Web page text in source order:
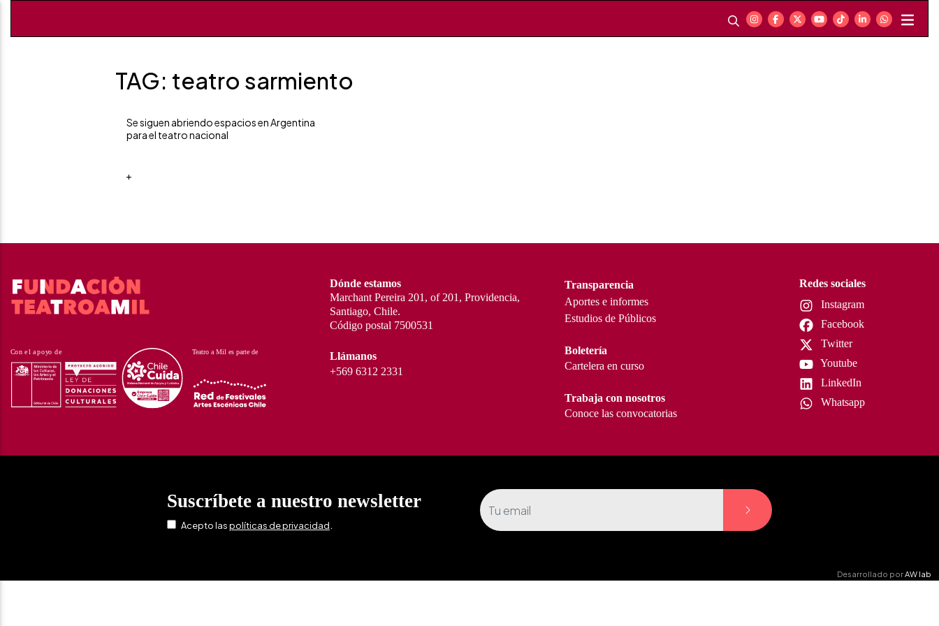
TAG: teatro sarmiento
Se siguen abriendo espacios en Argentina
para el teatro nacional
+
Dónde estamos
Marchant Pereira 201, of 201, Providencia,
Santiago, Chile.
Código postal 7500531
Llámanos
+569 6312 2331
Transparencia
Aportes e informes
Estudios de Públicos
Boletería
Cartelera en curso
Trabaja con nosotros
Conoce las convocatorias
Redes sociales
Instagram
Facebook
Twitter
Youtube
LinkedIn
Whatsapp
Suscríbete a nuestro newsletter
Acepto laspolíticas de privacidad.
Desarrollado porAW lab